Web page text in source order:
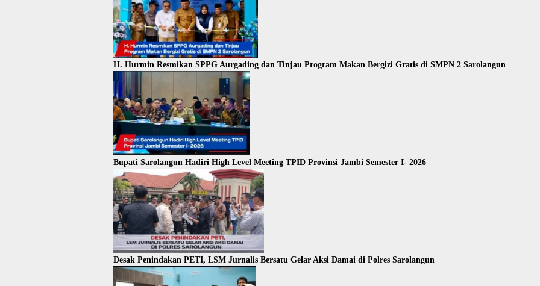
H. Hurmin Resmikan SPPG Aurgading dan Tinjau Program Makan Bergizi Gratis di SMPN 2 Sarolangun
Bupati Sarolangun Hadiri High Level Meeting TPID Provinsi Jambi Semester I- 2026
Desak Penindakan PETI, LSM Jurnalis Bersatu Gelar Aksi Damai di Polres Sarolangun